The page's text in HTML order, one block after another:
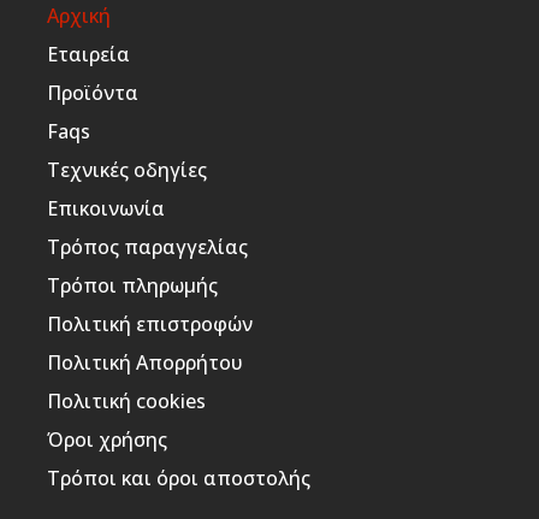
Αρχική
Εταιρεία
Προϊόντα
Faqs
Τεχνικές οδηγίες
Επικοινωνία
Τρόπος παραγγελίας
Τρόποι πληρωμής
Πολιτική επιστροφών
Πολιτική Απορρήτου
Πολιτική cookies
Όροι χρήσης
Τρόποι και όροι αποστολής